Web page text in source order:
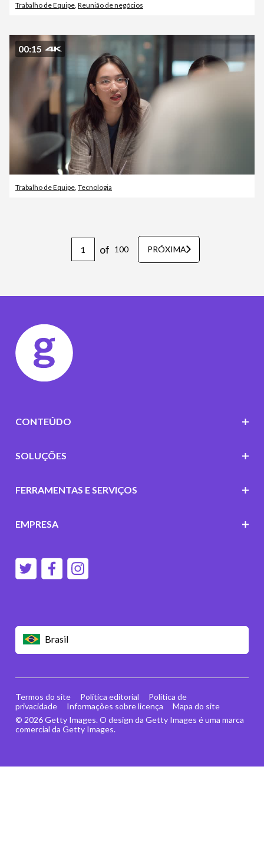
Trabalho de Equipe, Reunião de negócios
00:15
Trabalho de Equipe, Tecnologia
of 100 PRÓXIMA
Brasil
CONTEÚDO
SOLUÇÕES
FERRAMENTAS E SERVIÇOS
EMPRESA
© 2026 Getty Images. O design da Getty Images é uma marca
comercial da Getty Images.
Termos do site Política editorial
Política de
privacidade
Informações sobre licença Mapa do site